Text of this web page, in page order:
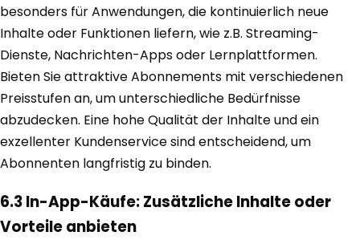
besonders für Anwendungen, die kontinuierlich neue
Inhalte oder Funktionen liefern, wie z.B. Streaming-
Dienste, Nachrichten-Apps oder Lernplattformen.
Bieten Sie attraktive Abonnements mit verschiedenen
Preisstufen an, um unterschiedliche Bedürfnisse
abzudecken. Eine hohe Qualität der Inhalte und ein
exzellenter Kundenservice sind entscheidend, um
Abonnenten langfristig zu binden.
6.3 In-App-Käufe: Zusätzliche Inhalte oder
Vorteile anbieten